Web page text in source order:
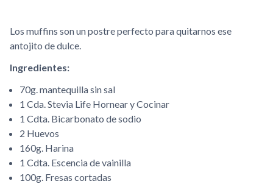
Los muffins son un postre perfecto para quitarnos ese
antojito de dulce.
Ingredientes:
70g. mantequilla sin sal
1 Cda. Stevia Life Hornear y Cocinar
1 Cdta. Bicarbonato de sodio
2 Huevos
160g. Harina
1 Cdta. Escencia de vainilla
100g. Fresas cortadas